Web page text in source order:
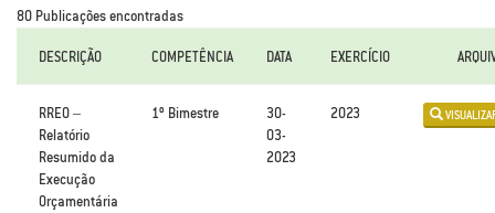
80 Publicações encontradas
DESCRIÇÃO COMPETÊNCIA DATA EXERCÍCIO
RREO –
Relatório
Resumido da
Execução
Orçamentária
1º Bimestre
30-
03-
2023
2023